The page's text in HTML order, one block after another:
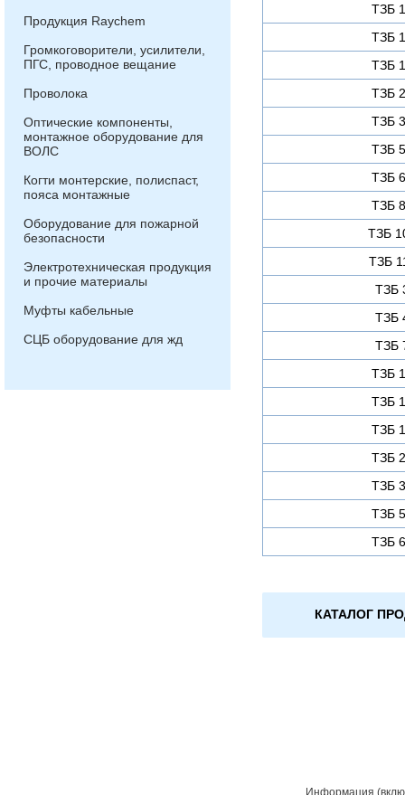
Продукция Raychem
Громкоговорители, усилители,
ПГС, проводное вещание
Проволока
Оптические компоненты,
монтажное оборудование для
ВОЛС
Когти монтерские, полиспаст,
пояса монтажные
Оборудование для пожарной
безопасности
Электротехническая продукция
и прочие материалы
Муфты кабельные
СЦБ оборудование для жд
ТЗБ
ТЗБ
ТЗБ
ТЗБ
ТЗБ
ТЗБ
ТЗБ
ТЗБ
ТЗБ
ТЗБ
ТЗБ
ТЗБ
ТЗБ
ТЗБ
ТЗБ
ТЗБ
ТЗБ
ТЗБ
ТЗБ
ТЗБ
КАТАЛОГ
Информация